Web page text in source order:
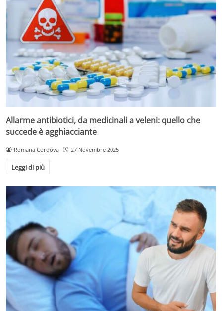
Allarme antibiotici, da medicinali a veleni: quello che
succede è agghiacciante
Romana Cordova 27 Novembre 2025
Leggi di più